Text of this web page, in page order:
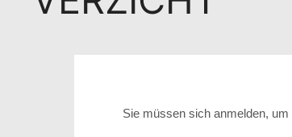
Sie müssen sich anmelden,